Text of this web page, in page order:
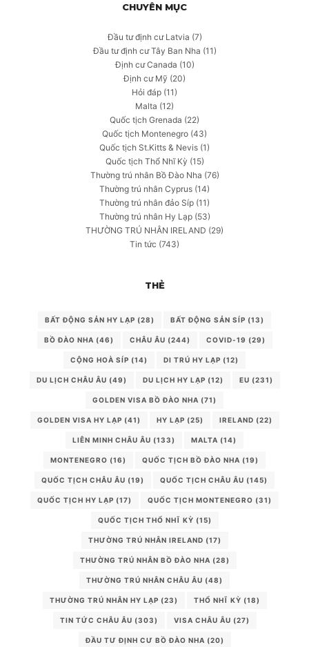
CHUYÊN MỤC
Đầu tư định cư Latvia (7)
Đầu tư định cư Tây Ban Nha (11)
Định cư Canada (10)
Định cư Mỹ (20)
Hỏi đáp (11)
Malta (12)
Quốc tịch Grenada (22)
Quốc tịch Montenegro (43)
Quốc tịch St.Kitts & Nevis (1)
Quốc tịch Thổ Nhĩ Kỳ (15)
Thường trú nhân Bồ Đào Nha (76)
Thường trú nhân Cyprus (14)
Thường trú nhân đảo Síp (11)
Thường trú nhân Hy Lạp(53)
THƯỜNG TRÚ NHÂN IRELAND (29)
Tin tức (743)
THẺ
BẤT ĐỘNG SẢN HY LẠP (28) BẤT ĐỘNG SẢN SÍP (13)
BỒ ĐÀO NHA (46) CHÂU ÂU (244) COVID-19 (29)
CỘNG HOÀ SÍP (14) DI TRÚ HY LẠP (12)
DU LỊCH CHÂU ÂU (49) DU LỊCH HY LẠP (12) EU (231)
GOLDEN VISA BỒ ĐÀO NHA (71)
GOLDEN VISA HY LẠP (41) HY LẠP (25) IRELAND (22)
LIÊN MINH CHÂU ÂU (133) MALTA (14)
MONTENEGRO (16) QUỐC TỊCH BỒ ĐÀO NHA (19)
QUỐC TỊCH CHÂU ÂU (19) QUỐC TỊCH CHÂU ÂU (145)
QUỐC TỊCH HY LẠP (17) QUỐC TỊCH MONTENEGRO (31)
QUỐC TỊCH THỔ NHĨ KỲ (15)
THƯỜNG TRÚ NHÂN IRELAND (17)
THƯỜNG TRÚ NHÂN BỒ ĐÀO NHA (28)
THƯỜNG TRÚ NHÂN CHÂU ÂU (48)
THƯỜNG TRÚ NHÂN HY LẠP (23) THỔ NHĨ KỲ (18)
TIN TỨC CHÂU ÂU (303) VISA CHÂU ÂU (27)
ĐẦU TƯ ĐỊNH CƯ BỒ ĐÀO NHA (20)